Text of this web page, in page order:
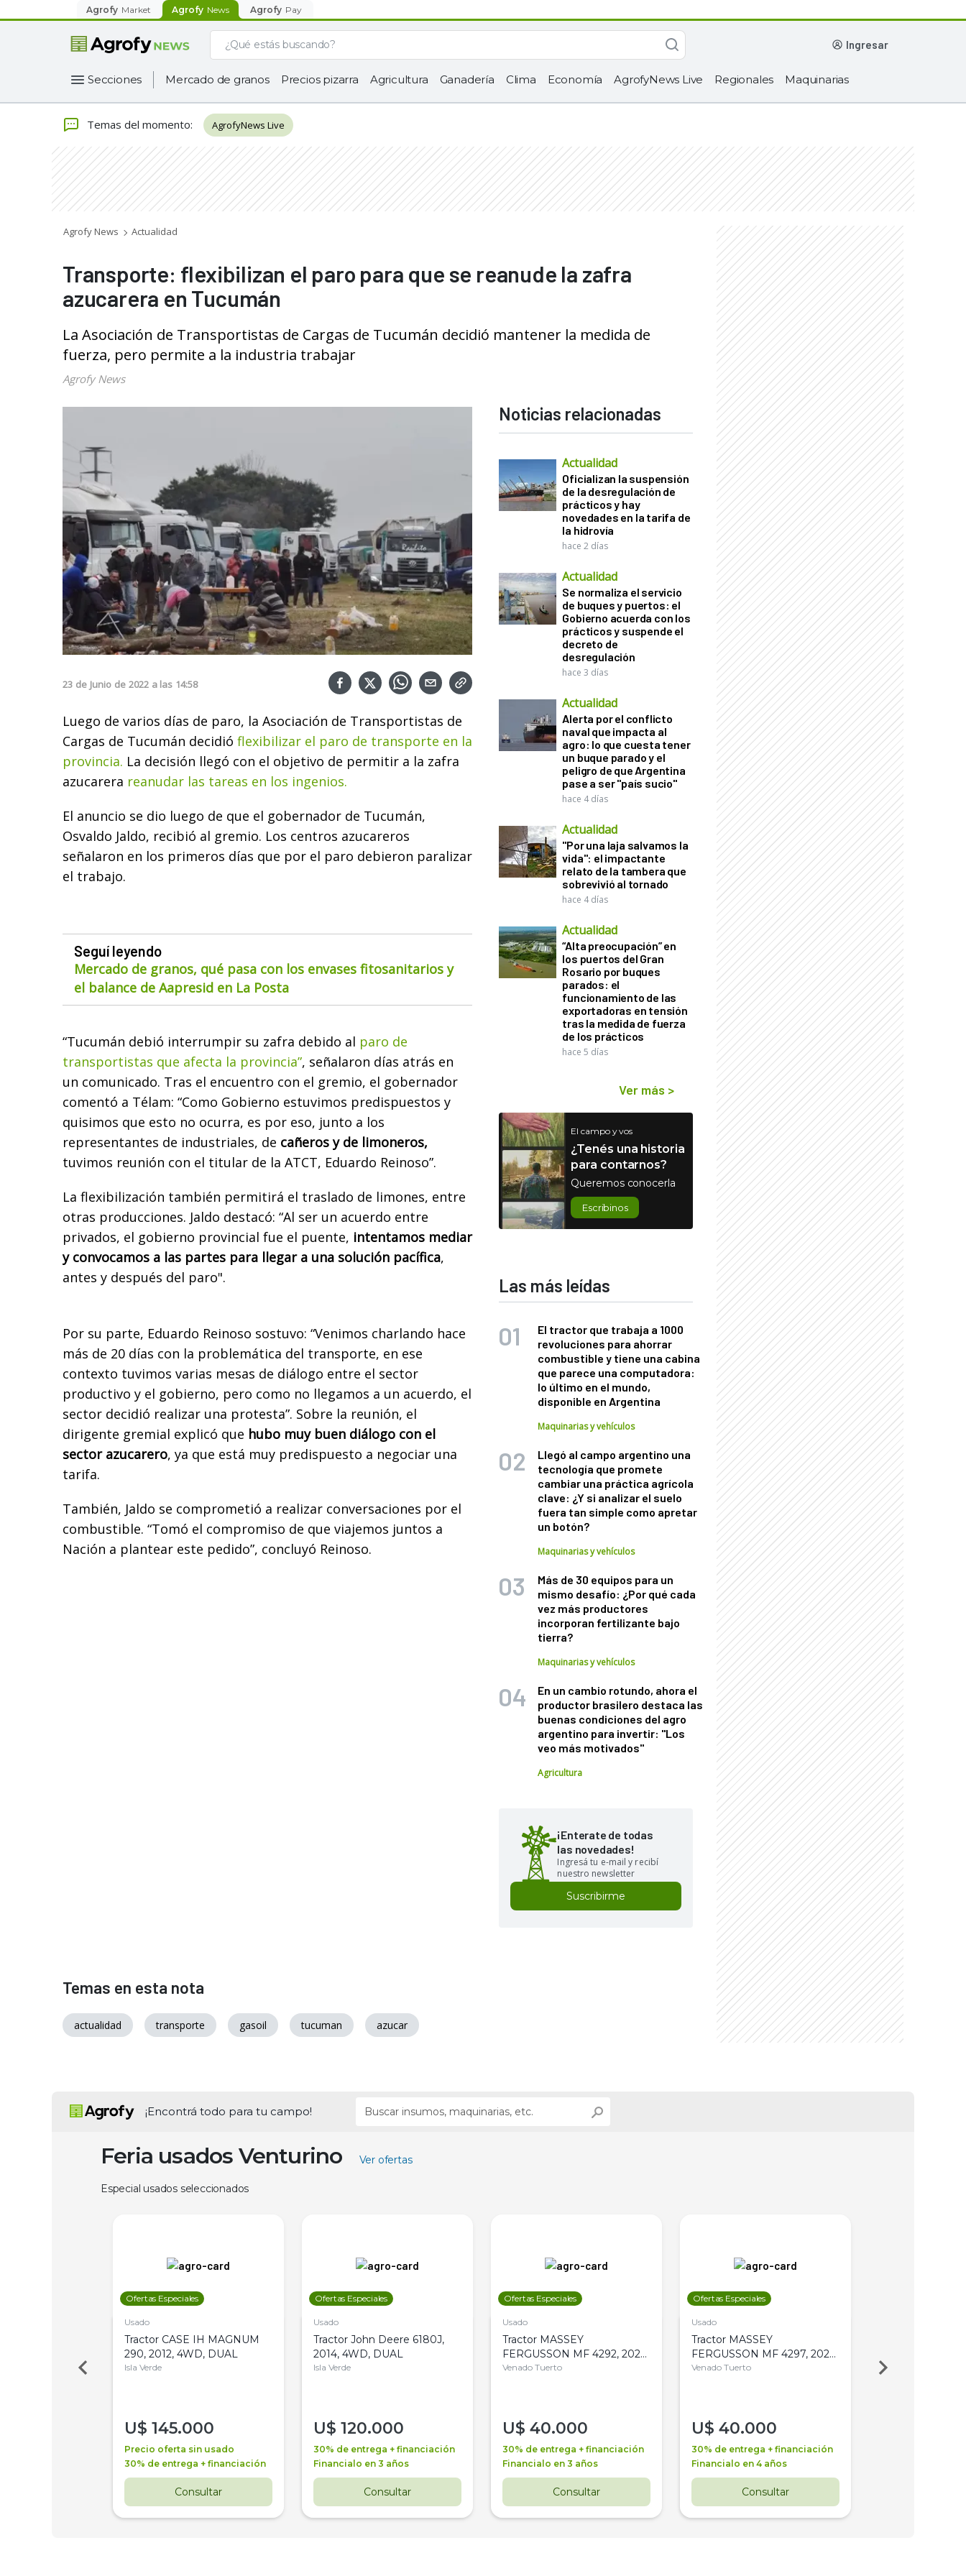
Agrofy Market Agrofy News Agrofy Pay
ingresar
Secciones Mercado de granos Precios pizarra Agricultura Ganadería Clima Economía AgrofyNews Live Regionales Maquinarias
Temas del momento: AgrofyNews Live
Agrofy News Actualidad
Transporte: flexibilizan el paro para que se reanude la zafra
azucarera en Tucumán
La Asociación de Transportistas de Cargas de Tucumán decidió mantener la medida de
fuerza, pero permite a la industria trabajar
Agrofy News
23 de Junio de 2022 a las 14:58
Luego de varios días de paro, la Asociación de Transportistas de
Cargas de Tucumán decidió flexibilizar el paro de transporte en la
provincia. La decisión llegó con el objetivo de permitir a la zafra
azucarera reanudar las tareas en los ingenios.
El anuncio se dio luego de que el gobernador de Tucumán,
Osvaldo Jaldo, recibió al gremio. Los centros azucareros
señalaron en los primeros días que por el paro debieron paralizar
el trabajo.
Seguí leyendo
Mercado de granos, qué pasa con los envases fitosanitarios y
el balance de Aapresid en La Posta
“Tucumán debió interrumpir su zafra debido al paro de
transportistas que afecta la provincia”, señalaron días atrás en
un comunicado. Tras el encuentro con el gremio, el gobernador
comentó a Télam: “Como Gobierno estuvimos predispuestos y
quisimos que esto no ocurra, es por eso, junto a los
representantes de industriales, de cañeros y de limoneros,
tuvimos reunión con el titular de la ATCT, Eduardo Reinoso”.
La flexibilización también permitirá el traslado de limones, entre
otras producciones. Jaldo destacó: “Al ser un acuerdo entre
privados, el gobierno provincial fue el puente, intentamos mediar
y convocamos a las partes para llegar a una solución pacífica,
antes y después del paro".
Por su parte, Eduardo Reinoso sostuvo: “Venimos charlando hace
más de 20 días con la problemática del transporte, en ese
contexto tuvimos varias mesas de diálogo entre el sector
productivo y el gobierno, pero como no llegamos a un acuerdo, el
sector decidió realizar una protesta”. Sobre la reunión, el
dirigente gremial explicó que hubo muy buen diálogo con el
sector azucarero, ya que está muy predispuesto a negociar una
tarifa.
También, Jaldo se comprometió a realizar conversaciones por el
combustible. “Tomó el compromiso de que viajemos juntos a
Nación a plantear este pedido”, concluyó Reinoso.
Noticias relacionadas
Actualidad
Oficializan la suspensión
de la desregulación de
prácticos y hay
novedades en la tarifa de
la hidrovía
hace 2 días
Actualidad
Se normaliza el servicio
de buques y puertos: el
Gobierno acuerda con los
prácticos y suspende el
decreto de
desregulación
hace 3 días
Actualidad
Alerta por el conflicto
naval que impacta al
agro: lo que cuesta tener
un buque parado y el
peligro de que Argentina
pase a ser "país sucio"
hace 4 días
Actualidad
"Por una laja salvamos la
vida": el impactante
relato de la tambera que
sobrevivió al tornado
hace 4 días
Actualidad
“Alta preocupación” en
los puertos del Gran
Rosario por buques
parados: el
funcionamiento de las
exportadoras en tensión
tras la medida de fuerza
de los prácticos
hace 5 días
Ver más >
El campo y vos
¿Tenés una historia
para contarnos?
Queremos conocerla
Escribinos
Las más leídas
El tractor que trabaja a 1000
revoluciones para ahorrar
combustible y tiene una cabina
que parece una computadora:
lo último en el mundo,
disponible en Argentina
Maquinarias y vehículos
Llegó al campo argentino una
tecnología que promete
cambiar una práctica agrícola
clave: ¿Y si analizar el suelo
fuera tan simple como apretar
un botón?
Maquinarias y vehículos
Más de 30 equipos para un
mismo desafío: ¿Por qué cada
vez más productores
incorporan fertilizante bajo
tierra?
Maquinarias y vehículos
En un cambio rotundo, ahora el
productor brasilero destaca las
buenas condiciones del agro
argentino para invertir: "Los
veo más motivados"
Agricultura
¡Enterate de todas
las novedades!
Ingresá tu e-mail y recibí
nuestro newsletter
Suscribirme
Temas en esta nota
actualidad transporte gasoil tucuman azucar
¡Encontrá todo para tu campo!
Feria usados Venturino Ver ofertas
Especial usados seleccionados
Ofertas Especiales
Usado
Tractor CASE IH MAGNUM
290, 2012, 4WD, DUAL
Isla Verde
U$ 145.000
Precio oferta sin usado
30% de entrega + financiación
Consultar
Ofertas Especiales
Usado
Tractor John Deere 6180J,
2014, 4WD, DUAL
Isla Verde
U$ 120.000
30% de entrega + financiación
Financialo en 3 años
Consultar
Ofertas Especiales
Usado
Tractor MASSEY
FERGUSSON MF 4292, 2020,
4WD, PATON
Venado Tuerto
U$ 40.000
30% de entrega + financiación
Financialo en 3 años
Consultar
Ofertas Especiales
Usado
Tractor MASSEY
FERGUSSON MF 4297, 2020,
4WD, PATON
Venado Tuerto
U$ 40.000
30% de entrega + financiación
Financialo en 4 años
Consultar
Venado Tuerto